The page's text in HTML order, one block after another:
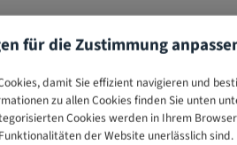
für die Zustimmung
damit Sie effizient navigieren und
zu allen Cookies finden Sie unten
Cookies werden in Ihrem
der Website unerlässlich sind.